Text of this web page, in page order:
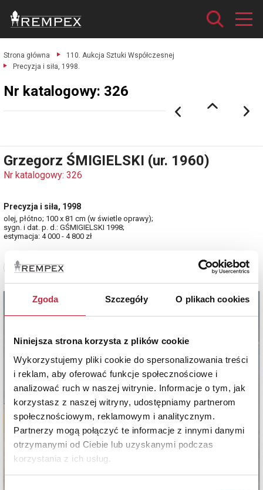
Zgoda Szczegóły O plikach cookies
Niniejsza strona korzysta z plików cookie
Wykorzystujemy pliki cookie do spersonalizowania treści
i reklam, aby oferować funkcje społecznościowe i
analizować ruch w naszej witrynie. Informacje o tym, jak
korzystasz z naszej witryny, udostępniamy partnerom
społecznościowym, reklamowym i analitycznym.
Partnerzy mogą połączyć te informacje z innymi danymi
otrzymanymi od Ciebie lub uzyskanymi podczas
korzystania z ich usług.
Strona główna
110. Aukcja Sztuki Współczesnej
Precyzja i siła, 1998.
Nr katalogowy: 326
Grzegorz ŚMIGIELSKI (ur. 1960)
Nr katalogowy: 326
Precyzja i siła, 1998
olej, płótno; 100 x 81 cm (w świetle oprawy);
sygn. i dat. p. d.: GŚMIGIELSKI 1998;
estymacja: 4 000 - 4 800 zł
Zobacz pełne informacje